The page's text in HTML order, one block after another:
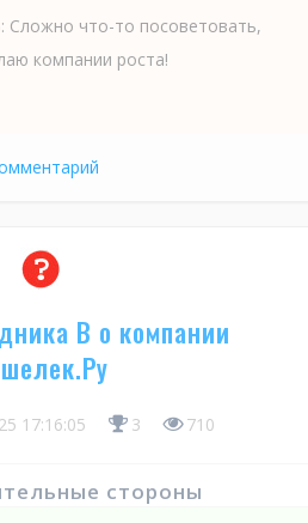
что-то посоветовать,
компании роста!
В о компании
17:16:05 3 710
стороны